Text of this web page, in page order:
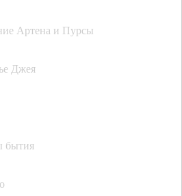
Артена и Пурсы
Джея
бытия